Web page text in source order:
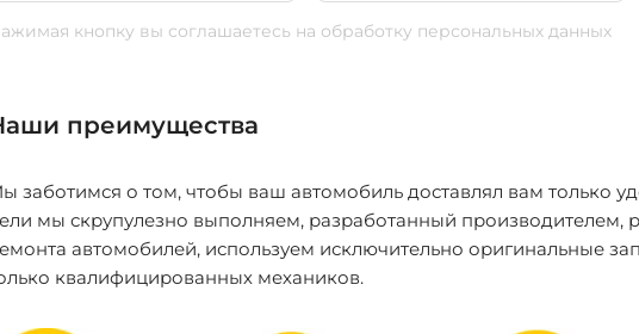
кнопку вы соглашаетесь на обработку персональных данных
преимущества
заботимся о том, чтобы ваш автомобиль доставлял вам только
мы скрупулезно выполняем, разработанный производителем,
автомобилей, используем исключительно оригинальные
квалифицированных механиков.